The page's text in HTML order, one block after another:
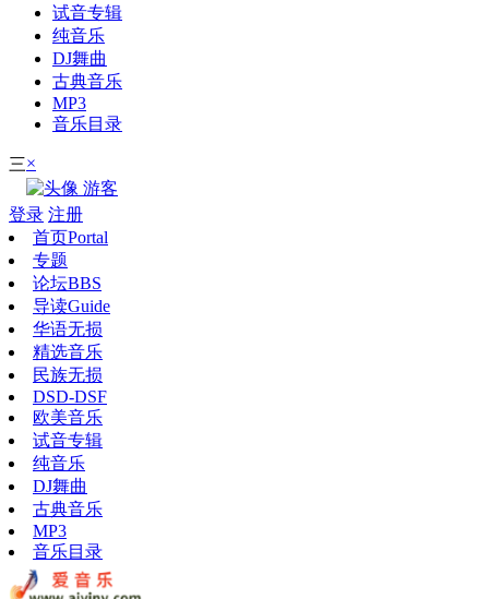
试音专辑
纯音乐
DJ舞曲
古典音乐
MP3
音乐目录
三×
游客
登录 注册
首页Portal
专题
论坛BBS
导读Guide
华语无损
精选音乐
民族无损
DSD-DSF
欧美音乐
试音专辑
纯音乐
DJ舞曲
古典音乐
MP3
音乐目录